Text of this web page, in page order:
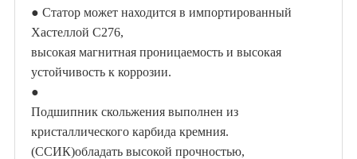
● Статор может находится в импортированный
Хастеллой С276,
высокая магнитная проницаемость и высокая
устойчивость к коррозии.
●
Подшипник скольжения выполнен из
кристаллического карбида кремния.
(ССИК)обладать высокой прочностью,